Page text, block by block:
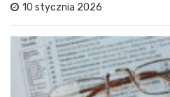
10 stycznia 2026